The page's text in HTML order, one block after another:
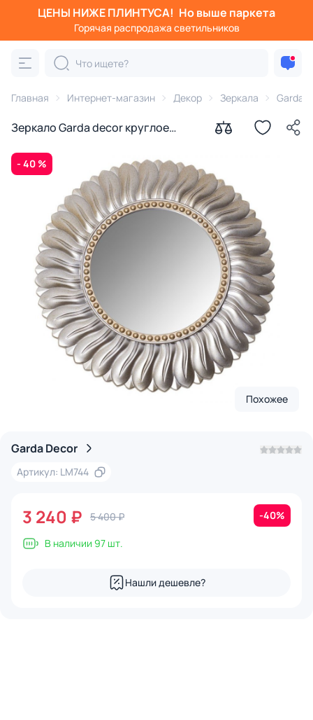
ЦЕНЫ НИЖЕ ПЛИНТУСА! Но выше паркета
Горячая распродажа светильников
Главная Интернет-магазин Декор Зеркала Garda
Зеркало Garda decor круглое
- 40 %
Похожее
Garda Decor
Артикул: LM744
3 240 ₽ 5 400 ₽ -40%
В наличии 97 шт.
Нашли дешевле?